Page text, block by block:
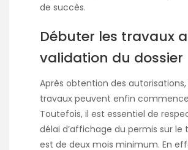
de succès.
Débuter les travaux
validation du dossier
Après obtention des autorisations,
travaux peuvent enfin
Toutefois, il est essentiel de
délai d’affichage du permis sur le
est de deux mois minimum. En